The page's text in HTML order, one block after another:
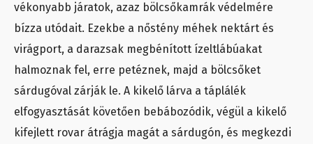
vékonyabb járatok, azaz bölcsőkamrák védelmére
bízza utódait. Ezekbe a nőstény méhek nektárt és
virágport, a darazsak megbénított ízeltlábúakat
halmoznak fel, erre petéznek, majd a bölcsőket
sárdugóval zárják le. A kikelő lárva a táplálék
elfogyasztását követően bebábozódik, végül a kikelő
kifejlett rovar átrágja magát a sárdugón, és megkezdi